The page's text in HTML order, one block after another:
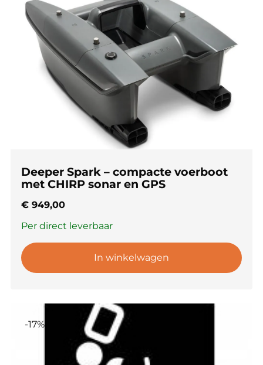
Deeper Spark – compacte voerboot
met CHIRP sonar en GPS
€ 949,00
Per direct leverbaar
In winkelwagen
-17%